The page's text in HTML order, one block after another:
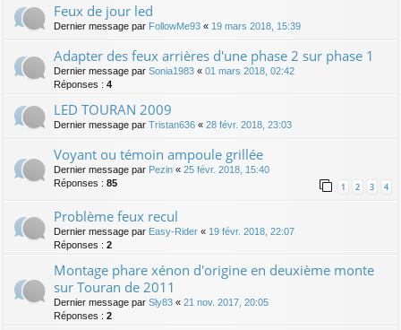
Feux de jour led
Dernier message par FollowMe93 « 19 mars 2018, 15:39
Adapter des feux arrières d'une phase 2 sur phase 1
Dernier message par Sonia1983 « 01 mars 2018, 02:42
Réponses : 4
LED TOURAN 2009
Dernier message par Tristan636 « 28 févr. 2018, 23:03
Voyant ou témoin ampoule grillée
Dernier message par Pezin « 25 févr. 2018, 15:40
Réponses : 85 1 2 3 4
Problème feux recul
Dernier message par Easy-Rider « 19 févr. 2018, 22:07
Réponses : 2
Montage phare xénon d'origine en deuxième monte
sur Touran de 2011
Dernier message par Sly83 « 21 nov. 2017, 20:05
Réponses : 2